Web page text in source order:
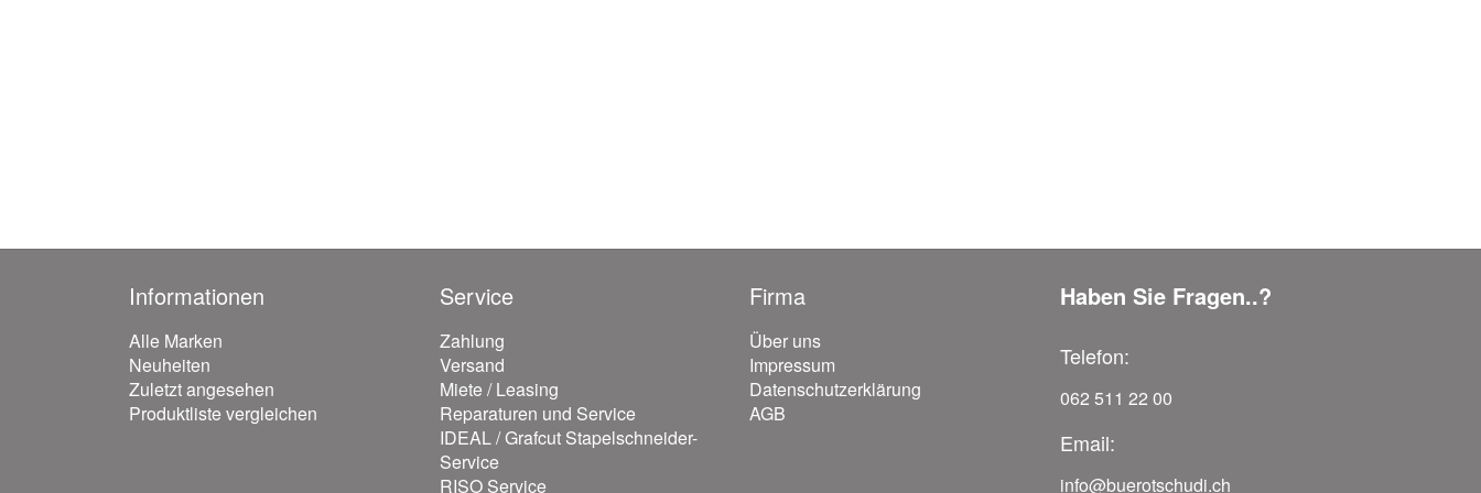
Informationen
Alle Marken
Neuheiten
Zuletzt angesehen
Produktliste vergleichen
Service
Zahlung
Versand
Miete / Leasing
Reparaturen und Service
IDEAL / Grafcut Stapelschneider-
Service
RISO Service
Firma
Über uns
Impressum
Datenschutzerklärung
AGB
Haben Sie Fragen..?
Telefon:
062 511 22 00
Email:
info@buerotschudi.ch